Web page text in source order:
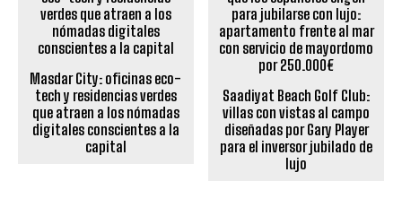
Masdar City: oficinas eco-
tech y residencias verdes
que atraen a los nómadas
digitales conscientes a la
capital
Saadiyat Beach Golf Club:
villas con vistas al campo
diseñadas por Gary Player
para el inversor jubilado de
lujo